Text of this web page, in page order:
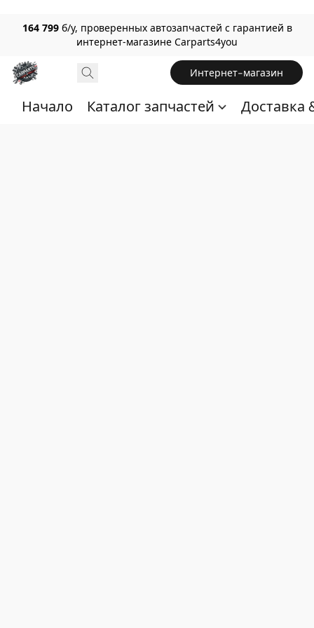
164 799 б/у, проверенных автозапчастей с гарантией в
интернет-магазине Carparts4you
Интернет-магазин
Начало Каталог запчастей Доставка